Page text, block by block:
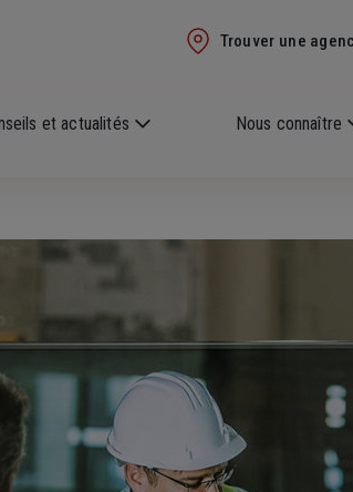
Trouver une
et actualités Nous connaître